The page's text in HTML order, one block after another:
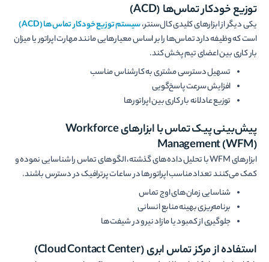
توزیع خودکار تماس‌ها (ACD)
یکی دیگر از ابزارهای کلیدی کال‌سنتر،سیستم توزیع خودکار تماس‌ها (ACD)
است که وظیفه دارد تماس‌ها را بر اساس معیارهایی مانند مهارت اپراتور یا میزان
بار کاری بین اعضای تیم پخش کند.
تسهیل دسترسی مشتری به کارشناس مناسب
افزایش سرعت پاسخ‌گویی
توزیع عادلانه بار کاری بین اپراتورها
پیش‌بینی پیک تماس با ابزارهای Workforce
Management (WFM)
ابزارهای WFM با تحلیل داده‌های گذشته، الگوهای تماس را شناسایی نموده و
کمک می‌کنند تعداد مناسب اپراتورها در ساعات پرترافیک در دسترس باشند.
شناسایی زمان‌های اوج تماس
برنامه‌ریزی بهینه منابع انسانی
جلوگیری از کمبود یا مازاد نیرو در شیفت‌ها
استفاده از مرکز تماس ابری (Cloud Contact Center)